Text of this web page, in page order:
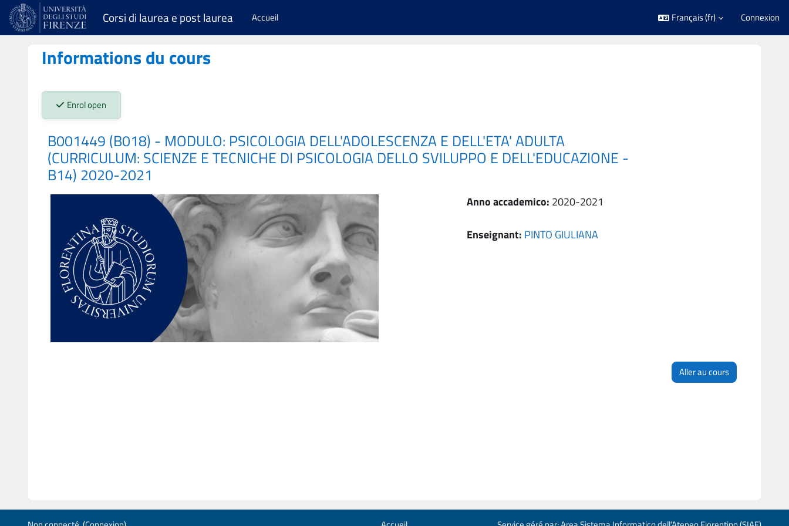
Passer au contenu principal
Corsi di laurea e post laurea Accueil Français ‎(fr)‎ Connexion
Informations du cours
Stato iscrizioni:
Enrol open
B001449 (B018) - MODULO: PSICOLOGIA DELL'ADOLESCENZA E DELL'ETA' ADULTA
(CURRICULUM: SCIENZE E TECNICHE DI PSICOLOGIA DELLO SVILUPPO E DELL'EDUCAZIONE -
B14) 2020-2021
Anno accademico: 2020-2021
Enseignant: PINTO GIULIANA
Aller au cours